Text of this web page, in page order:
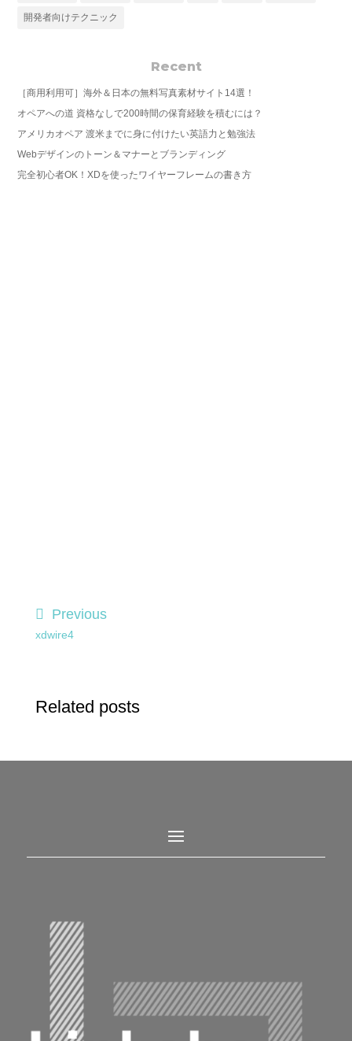
開発者向けテクニック
Recent
［商用利用可］海外＆日本の無料写真素材サイト14選！
オペアへの道 資格なしで200時間の保育経験を積むには？
アメリカオペア 渡米までに身に付けたい英語力と勉強法
Webデザインのトーン＆マナーとブランディング
完全初心者OK！XDを使ったワイヤーフレームの書き方
Previous
xdwire4
Related posts